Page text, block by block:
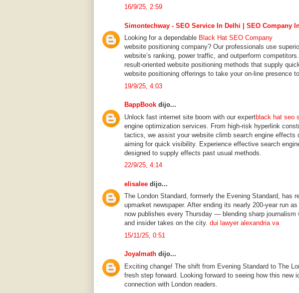
16/9/25, 2:59
Simontechway - SEO Service In Delhi | SEO Company
Looking for a dependable Black Hat SEO Company
website positioning company? Our professionals use
website’s ranking, power traffic, and outperform
result-oriented website positioning methods that supply
website positioning offerings to take your on-line presence
19/9/25, 4:03
BappBook dijo...
Unlock fast internet site boom with our expertblack hat seo
engine optimization services. From high-risk hyperlink
tactics, we assist your website climb search engine effects
aiming for quick visibility. Experience effective search
designed to supply effects past usual methods.
22/9/25, 4:14
elisalee dijo...
The London Standard, formerly the Evening Standard, has
upmarket newspaper. After ending its nearly 200-year run
now publishes every Thursday — blending sharp journalism
and insider takes on the city. dui lawyer alexandria va
15/11/25, 0:51
Joyalmath dijo...
Exciting change! The shift from Evening Standard to The
fresh step forward. Looking forward to seeing how this new
connection with London readers.